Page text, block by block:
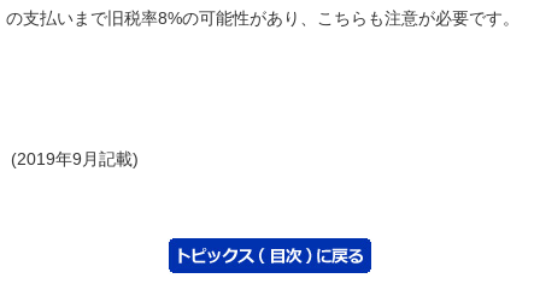
の支払いまで旧税率8%の可能性があり、こちらも注意が必要です。
(2019年9月記載)